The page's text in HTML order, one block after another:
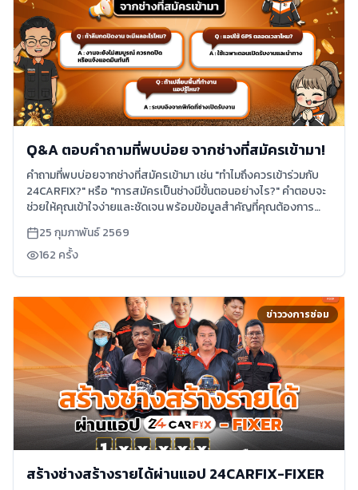
Q&A ตอบคำถามที่พบบ่อย จากช่างที่สมัครเข้ามา!
คำถามที่พบบ่อยจากช่างที่สมัครเข้ามา เช่น "ทำไมถึงควรเข้าร่วมกับ
24CARFIX?" หรือ "การสมัครเป็นช่างมีขั้นตอนอย่างไร?" คำตอบจะ
ช่วยให้คุณเข้าใจง่ายและชัดเจน พร้อมข้อมูลสำคัญที่คุณต้องการ
อ่านเพิ่มเติม
25 กุมภาพันธ์ 2569
162 ครั้ง
ข่าววงการซ่อม
สร้างช่างสร้างรายได้ผ่านแอป 24CARFIX-FIXER